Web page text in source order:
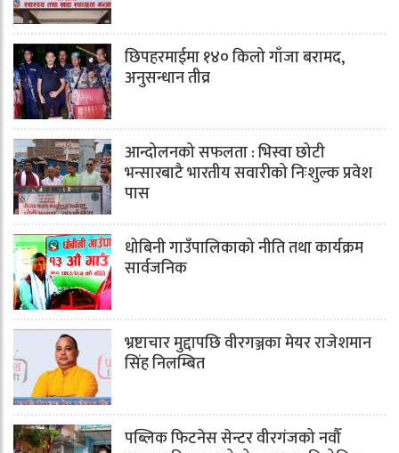
छिपहरमाईमा १४० किलो गाँजा बरामद,
अनुसन्धान तीव्र
आन्दोलनको सफलता : भिस्वा छोटी
भन्सारबाटै भारतीय सवारीको निःशुल्क प्रवेश
पास
धोबिनी गाउँपालिकाको नीति तथा कार्यक्रम
सार्वजनिक
भ्रष्टाचार मुद्दापछि वीरगञ्जका मेयर राजेशमान
सिंह निलम्बित
पब्लिक फिटनेस सेन्टर वीरगंजको नवौँ